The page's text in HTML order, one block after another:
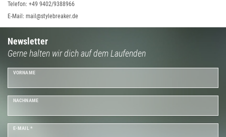
Telefon: +49 9402/9388966
E-Mail: mail@stylebreaker.de
Newsletter
Gerne halten wir dich auf dem Laufenden
VORNAME
NACHNAME
E-MAIL *